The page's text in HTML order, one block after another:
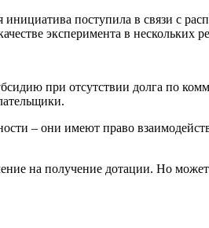
поступила в связи с
эксперимента в нескольких
при отсутствии долга по
– они имеют право
на получение дотации. Но